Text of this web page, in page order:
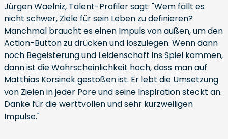
Jürgen Waelniz, Talent-Profiler sagt: "Wem fällt es
nicht schwer, Ziele für sein Leben zu definieren?
Manchmal braucht es einen Impuls von außen, um den
Action-Button zu drücken und loszulegen. Wenn dann
noch Begeisterung und Leidenschaft ins Spiel kommen,
dann ist die Wahrscheinlichkeit hoch, dass man auf
Matthias Korsinek gestoßen ist. Er lebt die Umsetzung
von Zielen in jeder Pore und seine Inspiration steckt an.
Danke für die werttvollen und sehr kurzweiligen
Impulse."